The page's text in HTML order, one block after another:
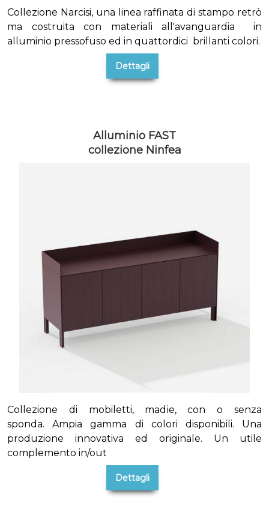
Collezione Narcisi, una linea raffinata di stampo retrò
ma costruita con materiali all'avanguardia in
alluminio pressofuso ed in quattordici brillanti colori.
Dettagli
Alluminio FAST
collezione Ninfea
Collezione di mobiletti, madie, con o senza
sponda. Ampia gamma di colori disponibili. Una
produzione innovativa ed originale. Un utile
complemento in/out
Dettagli